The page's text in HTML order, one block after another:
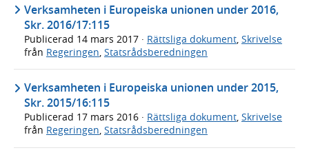
Verksamheten i Europeiska unionen under 2016,
Skr. 2016/17:115
Publicerad 14 mars 2017 · Rättsliga dokument, Skrivelse
från Regeringen, Statsrådsberedningen
Verksamheten i Europeiska unionen under 2015,
Skr. 2015/16:115
Publicerad 17 mars 2016 · Rättsliga dokument, Skrivelse
från Regeringen, Statsrådsberedningen